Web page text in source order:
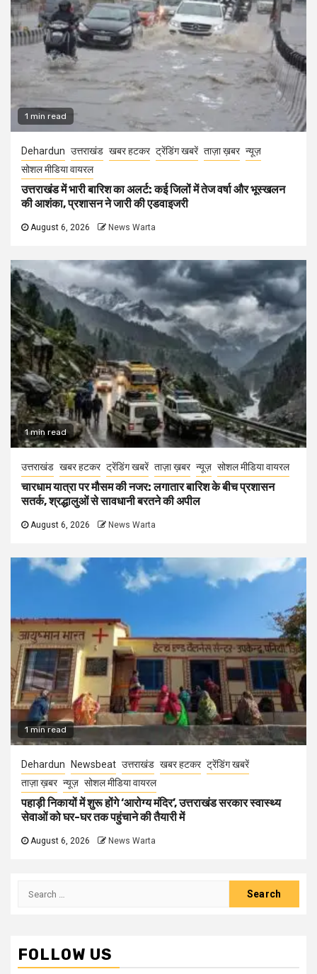
1 min read
Dehardun उत्तराखंड खबर हटकर ट्रेंडिंग खबरें ताज़ा ख़बर न्यूज़
सोशल मीडिया वायरल
उत्तराखंड में भारी बारिश का अलर्ट: कई जिलों में तेज वर्षा और भूस्खलन
की आशंका, प्रशासन ने जारी की एडवाइजरी
August 6, 2026 News Warta
1 min read
उत्तराखंड खबर हटकर ट्रेंडिंग खबरें ताज़ा ख़बर न्यूज़ सोशल मीडिया वायरल
चारधाम यात्रा पर मौसम की नजर: लगातार बारिश के बीच प्रशासन
सतर्क, श्रद्धालुओं से सावधानी बरतने की अपील
August 6, 2026 News Warta
1 min read
Dehardun Newsbeat उत्तराखंड खबर हटकर ट्रेंडिंग खबरें
ताज़ा ख़बर न्यूज़ सोशल मीडिया वायरल
पहाड़ी निकायों में शुरू होंगे ‘आरोग्य मंदिर’, उत्तराखंड सरकार स्वास्थ्य
सेवाओं को घर-घर तक पहुंचाने की तैयारी में
August 6, 2026 News Warta
Search
FOLLOW US